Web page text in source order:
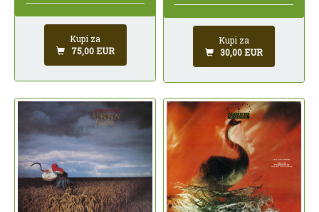
Kupi za
75,00 EUR
Kupi za
30,00 EUR